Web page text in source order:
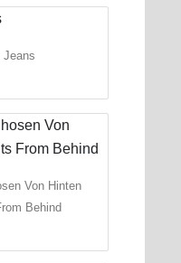
Jeans
Von Hinten
Behind